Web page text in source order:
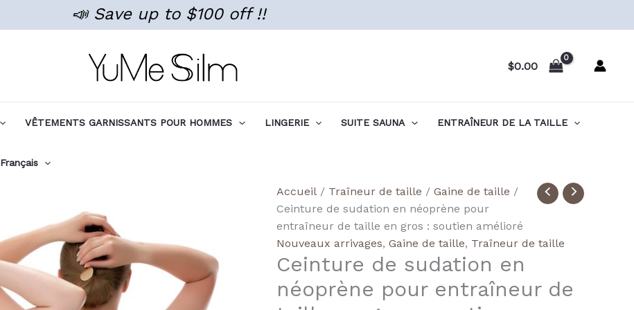
📣 Save up to $100 off !!
$0.00
VÊTEMENTS GARNISSANTS POUR HOMMES LINGERIE SUITE SAUNA ENTRAÎNEUR DE LA TAILLE
Français
Accueil / Traîneur de taille / Gaine de taille /
Ceinture de sudation en néoprène pour
entraîneur de taille en gros : soutien amélioré
Nouveaux arrivages, Gaine de taille, Traîneur de taille
Ceinture de sudation en
néoprène pour entraîneur de
quantité
de
Wholesale
Neoprene
Waist
Trainer
Sweat